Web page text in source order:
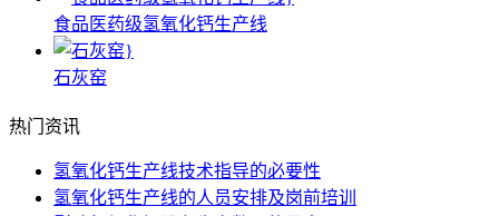
食品医药级氢氧化钙生产线
石灰窑
热门资讯
氢氧化钙生产线技术指导的必要性
氢氧化钙生产线的人员安排及岗前培训